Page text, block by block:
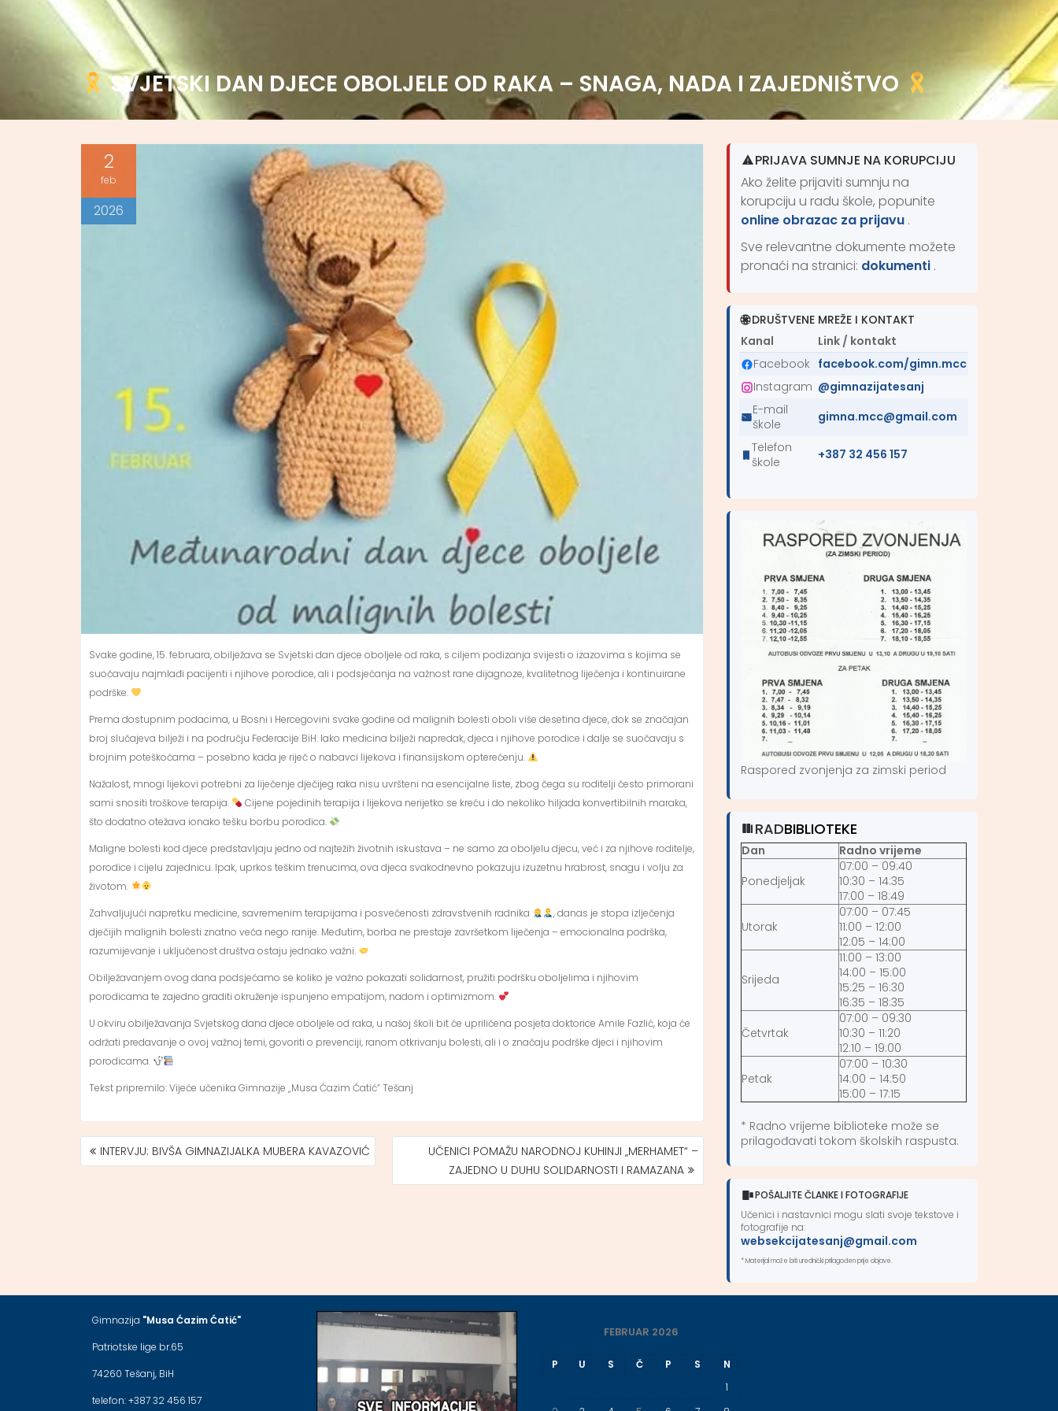
SVJETSKI DAN DJECE OBOLJELE OD RAKA – SNAGA, NADA I ZAJEDNIŠTVO
2
feb
2026
Svake godine, 15. februara, obilježava se Svjetski dan djece oboljele od raka, s ciljem podizanja svijesti o izazovima s kojima se
suočavaju najmlađi pacijenti i njihove porodice, ali i podsjećanja na važnost rane dijagnoze, kvalitetnog liječenja i kontinuirane
podrške.
Prema dostupnim podacima, u Bosni i Hercegovini svake godine od malignih bolesti oboli više desetina djece, dok se značajan
broj slučajeva bilježi i na području Federacije BiH. Iako medicina bilježi napredak, djeca i njihove porodice i dalje se suočavaju s
brojnim poteškoćama – posebno kada je riječ o nabavci lijekova i finansijskom opterećenju.
Nažalost, mnogi lijekovi potrebni za liječenje dječijeg raka nisu uvršteni na esencijalne liste, zbog čega su roditelji često primorani
sami snositi troškove terapija.
Cijene pojedinih terapija i lijekova nerijetko se kreću i do nekoliko hiljada konvertibilnih maraka,
što dodatno otežava ionako tešku borbu porodica.
Maligne bolesti kod djece predstavljaju jedno od najtežih životnih iskustava – ne samo za oboljelu djecu, već i za njihove roditelje,
porodice i cijelu zajednicu. Ipak, uprkos teškim trenucima, ova djeca svakodnevno pokazuju izuzetnu hrabrost, snagu i volju za
životom.
Zahvaljujući napretku medicine, savremenim terapijama i posvećenosti zdravstvenih radnika
, danas je stopa izlječenja
dječijih malignih bolesti znatno veća nego ranije. Međutim, borba ne prestaje završetkom liječenja – emocionalna podrška,
razumijevanje i uključenost društva ostaju jednako važni.
Obilježavanjem ovog dana podsjećamo se koliko je važno pokazati solidarnost, pružiti podršku oboljelima i njihovim
porodicama te zajedno graditi okruženje ispunjeno empatijom, nadom i optimizmom.
U okviru obilježavanja Svjetskog dana djece oboljele od raka, u našoj školi bit će upriličena posjeta doktorice Amile Fazlić, koja će
održati predavanje o ovoj važnoj temi, govoriti o prevenciji, ranom otkrivanju bolesti, ali i o značaju podrške djeci i njihovim
porodicama.
Tekst pripremilo: Vijeće učenika Gimnazije „Musa Ćazim Ćatić“ Tešanj
NAVIGACIJA
INTERVJU: BIVŠA GIMNAZIJALKA MUBERA KAVAZOVIĆ
UČENICI POMAŽU NARODNOJ KUHINJI „MERHAMET“ –
ZAJEDNO U DUHU SOLIDARNOSTI I RAMAZANA
PRIJAVA SUMNJE NA KORUPCIJU
Ako želite prijaviti sumnju na
korupciju u radu škole, popunite
online obrazac za prijavu .
Sve relevantne dokumente možete
pronaći na stranici: dokumenti .
DRUŠTVENE MREŽE I KONTAKT
Kanal
Link / kontakt
Facebook facebook.com/gimn.mcc
Instagram @gimnazijatesanj
E-mail
škole
gimna.mcc@gmail.com
Telefon
škole
+387 32 456 157
Raspored zvonjenja za zimski period
RADBIBLIOTEKE
Dan
Radno vrijeme
Ponedjeljak
07:00 – 09:40
10:30 – 14:35
17:00 – 18:49
Utorak
07:00 – 07:45
11:00 – 12:00
12:05 – 14:00
Srijeda
11:00 – 13:00
14:00 – 15:00
15:25 – 16:30
16:35 – 18:35
Četvrtak
07:00 – 09:30
10:30 – 11:20
12:10 – 19:00
Petak
07:00 – 10:30
14:00 – 14:50
15:00 – 17:15
* Radno vrijeme biblioteke može se
prilagođavati tokom školskih raspusta.
POŠALJITE ČLANKE I FOTOGRAFIJE
Učenici i nastavnici mogu slati svoje tekstove i
fotografije na:
websekcijatesanj@gmail.com
* Materijal može biti urednički prilagođen prije objave.
Gimnazija "Musa Ćazim Ćatić"
Patriotske lige br.65
74260 Tešanj, BiH
telefon: +387 32 456 157
FEBRUAR 2026
P U S Č P S
N
1